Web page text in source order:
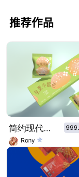
推荐作品
简约现代风格代餐饱腹全麦小欧包包装设计
Rony